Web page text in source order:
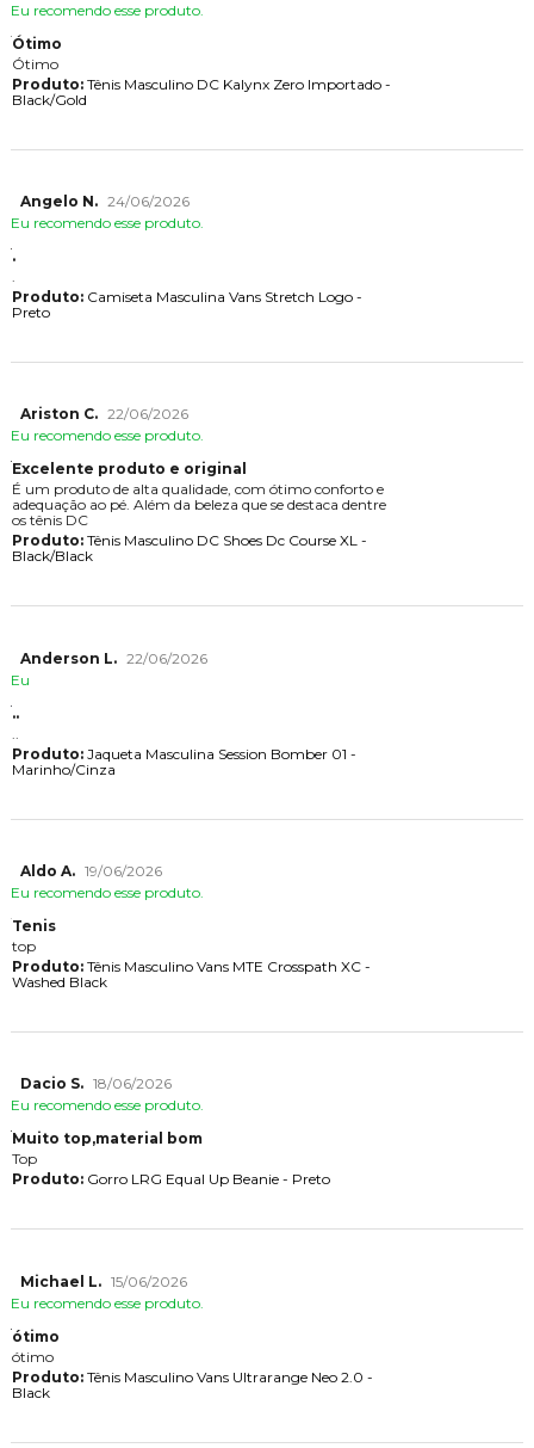
Eu recomendo esse produto.
Ótimo
Ótimo
Produto:Tênis Masculino DC Kalynx Zero Importado -
Black/Gold
Angelo N. 24/06/2026
Eu recomendo esse produto.
.
.
Produto:Camiseta Masculina Vans Stretch Logo -
Preto
Ariston C. 22/06/2026
Eu recomendo esse produto.
Excelente produto e original
É um produto de alta qualidade, com ótimo conforto e
adequação ao pé. Além da beleza que se destaca dentre
os tênis DC
Produto:Tênis Masculino DC Shoes Dc Course XL -
Black/Black
Anderson L. 22/06/2026
Eu
..
Produto:Jaqueta Masculina Session Bomber 01 -
Marinho/Cinza
Aldo A. 19/06/2026
Eu recomendo esse produto.
Tenis
top
Produto:Tênis Masculino Vans MTE Crosspath XC -
Washed Black
Dacio S. 18/06/2026
Eu recomendo esse produto.
Muito top,material bom
Top
Produto:Gorro LRG Equal Up Beanie - Preto
Michael L. 15/06/2026
Eu recomendo esse produto.
ótimo
ótimo
Produto:Tênis Masculino Vans Ultrarange Neo 2.0 -
Black